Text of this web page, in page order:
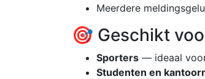
Meerdere
🎯 Geschikt
Sporters — ideaal
Studenten en